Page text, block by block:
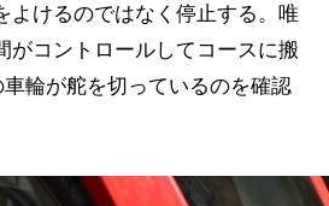
よけるのではなく停止する。唯
がコントロールしてコースに搬
輪が舵を切っているのを確認